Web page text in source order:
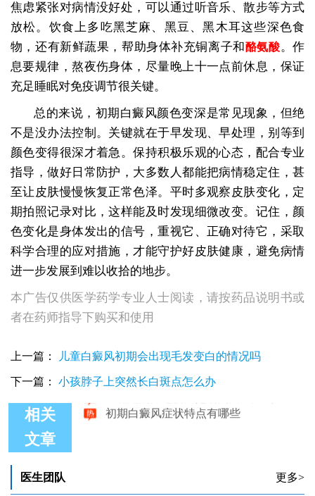
焦虑紧张对病情没好处，可以通过听音乐、散步等方式
放松。饮食上多吃黑芝麻、黑豆、黑木耳这些深色食
物，还有新鲜蔬果，帮助身体补充铜离子和酪氨酸。作
息要规律，熬夜伤身体，尽量晚上十一点前休息，保证
充足睡眠对免疫调节很关键。
总的来说，初期白癜风颜色变深是常见现象，但绝
不是没办法控制。关键就在于早发现、早处理，别等到
颜色变得很深才着急。保持积极乐观的心态，配合专业
指导，做好日常防护，大多数人都能把病情稳定住，甚
至让皮肤慢慢恢复正常色泽。平时多观察皮肤变化，定
期拍照记录对比，这样能及时发现细微改变。记住，颜
色变化是身体发出的信号，重视它、正确对待它，采取
科学合理的应对措施，才能守护好皮肤健康，避免病情
进一步发展到难以收拾的地步。
本广告仅供医学药学专业人士阅读，请按药品说明书或
者在药师指导下购买和使用
上一篇： 儿童白癜风初期会出现毛发变白的情况吗
下一篇： 小孩脖子上突然长白斑点怎么办
相关
文章
初期白癜风应该如何治疗
初期白癜风该去哪个科室就诊
白斑处的汗毛变白是初期白癜风吗
医生团队 更多>